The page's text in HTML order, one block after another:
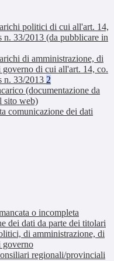
politici di cui all'art. 14,
n. 33/2013 (da pubblicare in
di amministrazione, di
governo di cui all'art. 14, co.
n. 33/2013 2
(documentazione da
sito web)
comunicazione dei dati
o incompleta
dei dati da parte dei titolari
di amministrazione, di
governo
regionali/provinciali